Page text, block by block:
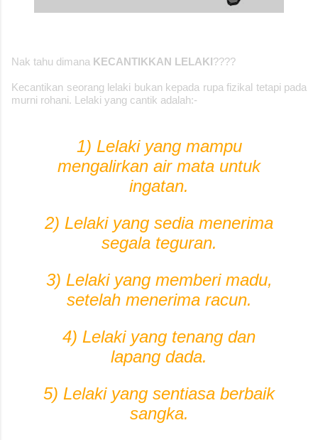
Nak tahu dimana KECANTIKKAN LELAKI????
Kecantikan seorang lelaki bukan kepada rupa fizikal tetapi pada
murni rohani. Lelaki yang cantik adalah:-
1) Lelaki yang mampu
mengalirkan air mata untuk
ingatan.
2) Lelaki yang sedia menerima
segala teguran.
3) Lelaki yang memberi madu,
setelah menerima racun.
4) Lelaki yang tenang dan
lapang dada.
5) Lelaki yang sentiasa berbaik
sangka.